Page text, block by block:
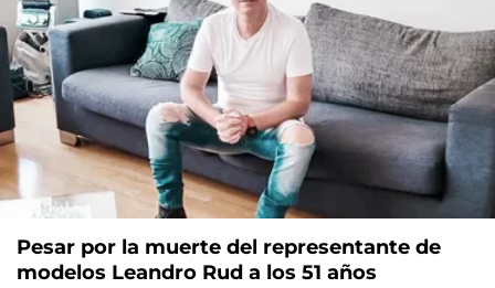
Pesar por la muerte del representante de
modelos Leandro Rud a los 51 años